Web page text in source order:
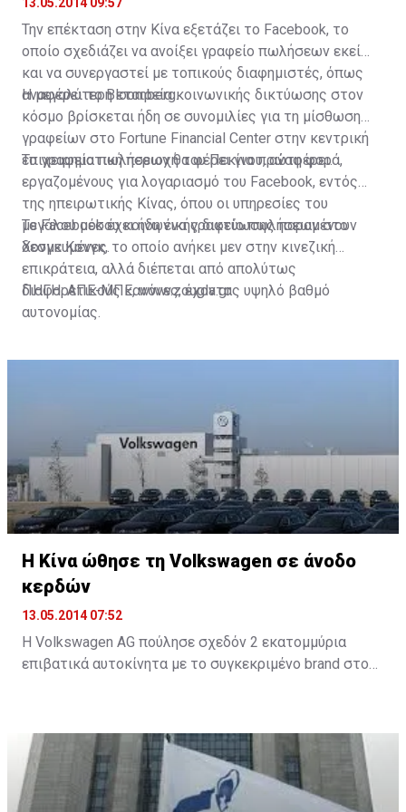
Την επέκταση στην Κίνα εξετάζει το Facebook, το
οποίο σχεδιάζει να ανοίξει γραφείο πωλήσεων εκεί
και να συνεργαστεί με τοπικούς διαφημιστές, όπως
αναφέρει το Bloomberg.
Η μεγαλύτερη εταιρεία κοινωνικής δικτύωσης στον
κόσμο βρίσκεται ήδη σε συνομιλίες για τη μίσθωση
γραφείων στο Fortune Financial Center στην κεντρική
επιχειρηματική περιοχή του Πεκίνου, αναφέρει.
Το γραφείο πωλήσεων θα φέρει για πρώτη φορά,
εργαζομένους για λογαριασμό του Facebook, εντός
της ηπειρωτικής Κίνας, όπου οι υπηρεσίες του
μεγάλου μέσου κοινωνικής δικτύωσης παραμένουν
δεσμευμένες.
Το Facebook έχει ήδη ένα γραφείο πωλήσεων στο
Χονγκ Κονγκ, το οποίο ανήκει μεν στην κινεζική
επικράτεια, αλλά διέπεται από απολύτως
διαφορετικούς κανόνες, έχοντας υψηλό βαθμό
αυτονομίας.
ΠΗΓΗ: ΑΠΕ-ΜΠΕ, www.zougla.gr
Η Κίνα ώθησε τη Volkswagen σε άνοδο
κερδών
13.05.2014 07:52
Η Volkswagen AG πούλησε σχεδόν 2 εκατομμύρια
επιβατικά αυτοκίνητα με το συγκεκριμένο brand στους
Βραζιλία.
Ο μεγαλύτερος όμιλος αυτοκινήτων της Ευρώπης